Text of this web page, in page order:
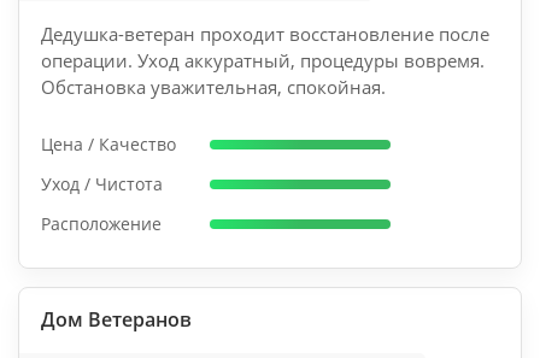
Дедушка-ветеран проходит восстановление после
операции. Уход аккуратный, процедуры вовремя.
Обстановка уважительная, спокойная.
Цена / Качество
Уход / Чистота
Расположение
Дом Ветеранов